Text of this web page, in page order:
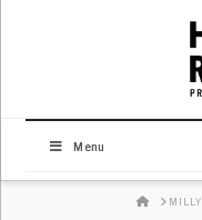
Menu
HOME